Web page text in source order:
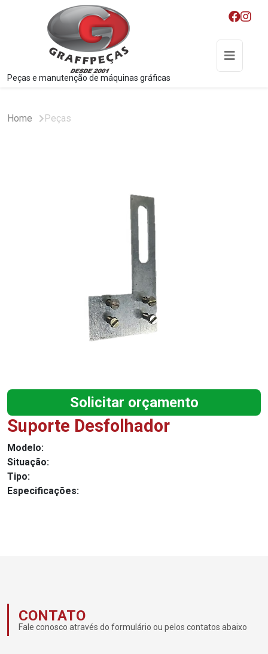
Peças e manutenção de máquinas gráficas
Home Peças
Solicitar orçamento
Suporte Desfolhador
Modelo:
Situação:
Tipo:
Especificações:
CONTATO
Fale conosco através do formulário ou pelos contatos abaixo